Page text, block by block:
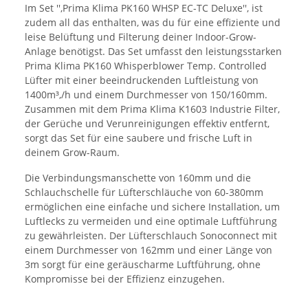
Im Set '',Prima Klima PK160 WHSP EC-TC Deluxe'', ist
zudem all das enthalten, was du für eine effiziente und
leise Belüftung und Filterung deiner Indoor-Grow-
Anlage benötigst. Das Set umfasst den leistungsstarken
Prima Klima PK160 Whisperblower Temp. Controlled
Lüfter mit einer beeindruckenden Luftleistung von
1400m³,/h und einem Durchmesser von 150/160mm.
Zusammen mit dem Prima Klima K1603 Industrie Filter,
der Gerüche und Verunreinigungen effektiv entfernt,
sorgt das Set für eine saubere und frische Luft in
deinem Grow-Raum.
Die Verbindungsmanschette von 160mm und die
Schlauchschelle für Lüfterschläuche von 60-380mm
ermöglichen eine einfache und sichere Installation, um
Luftlecks zu vermeiden und eine optimale Luftführung
zu gewährleisten. Der Lüfterschlauch Sonoconnect mit
einem Durchmesser von 162mm und einer Länge von
3m sorgt für eine geräuscharme Luftführung, ohne
Kompromisse bei der Effizienz einzugehen.